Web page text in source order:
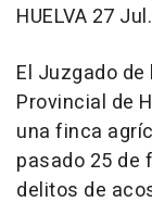
HUELVA 27
El Juzgado
Provincial de
una finca
pasado 25 de
delitos de